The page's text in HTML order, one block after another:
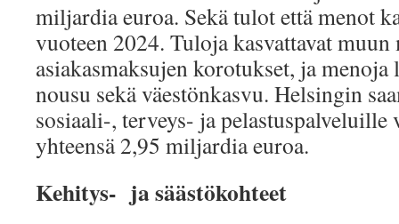
miljardia euroa. Sekä tulot että menot
vuoteen 2024. Tuloja kasvattavat muun
asiakasmaksujen korotukset, ja menoja
nousu sekä väestönkasvu. Helsingin
sosiaali-, terveys- ja pelastuspalveluille
yhteensä 2,95 miljardia euroa.
Kehitys- ja säästökohteet